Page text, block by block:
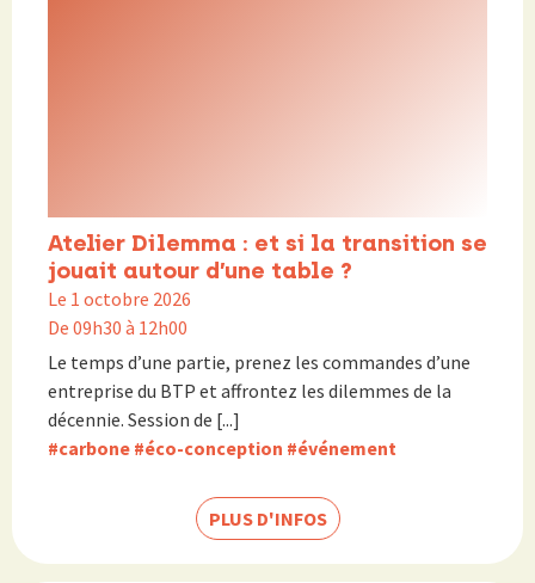
Atelier Dilemma : et si la transition se
jouait autour d’une table ?
Le 1 octobre 2026
De 09h30 à 12h00
Le temps d’une partie, prenez les commandes d’une
entreprise du BTP et affrontez les dilemmes de la
décennie. Session de [...]
#carbone #éco-conception #événement
PLUS D'INFOS